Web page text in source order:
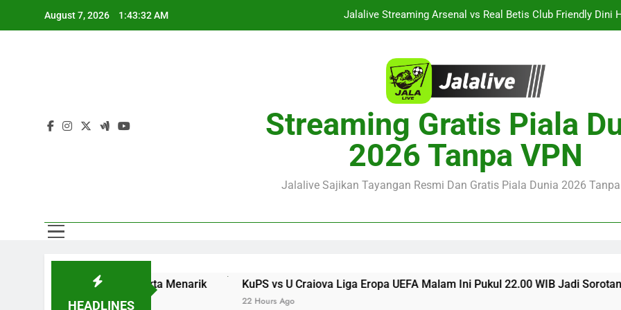
August 7, 2026 1:43:33 AM
Jalalive Streaming Arsenal vs Real Betis Club Friendly Dini
Jalalive Streaming Monaco vs Getafe Club Friendly Dini Hari Ini
KuPS vs U Craiova Liga Eropa UEFA Malam Ini Pukul 22.00
Jalalive Streaming Arsenal vs Real Betis Club Friendly Dini
Pramusim
Derby AC Milan vs Inter Milan Club Friendly Sore Ini Pukul 18.00
Streaming Gratis Piala
2026 Tanpa VPN
Jalalive Sajikan Tayangan Resmi Dan Gratis Piala Dunia 2026
HEADLINES
dan Fakta Menarik KuPS vs U Craiova Liga Eropa UEFA Malam Ini Pukul 22.00 WIB Jadi Sorotan Besar Pecinta